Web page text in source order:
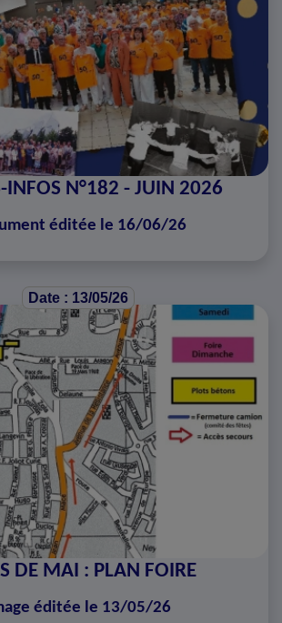
INFOS N°182 - JUIN 2026
éditée le 16/06/26
Date : 13/05/26
DE MAI : PLAN FOIRE
éditée le 13/05/26